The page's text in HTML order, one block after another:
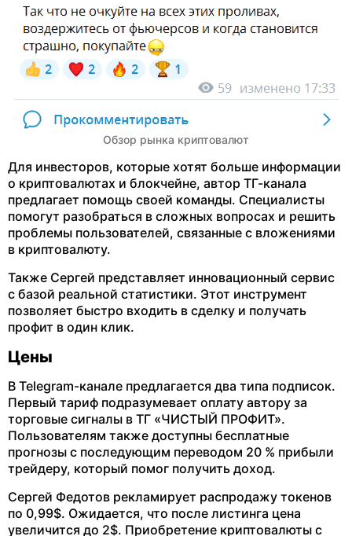
Обзор рынка криптовалют
Для инвесторов, которые хотят больше информации
о криптовалютах и блокчейне, автор ТГ-канала
предлагает помощь своей команды. Специалисты
помогут разобраться в сложных вопросах и решить
проблемы пользователей, связанные с вложениями
в криптовалюту.
Также Сергей представляет инновационный сервис
с базой реальной статистики. Этот инструмент
позволяет быстро входить в сделку и получать
профит в один клик.
Цены
В Telegram-канале предлагается два типа подписок.
Первый тариф подразумевает оплату автору за
торговые сигналы в ТГ «ЧИСТЫЙ ПРОФИТ».
Пользователям также доступны бесплатные
прогнозы с последующим переводом 20 % прибыли
трейдеру, который помог получить доход.
Сергей Федотов рекламирует распродажу токенов
по 0,99$. Ожидается, что после листинга цена
увеличится до 2$. Приобретение криптовалюты с